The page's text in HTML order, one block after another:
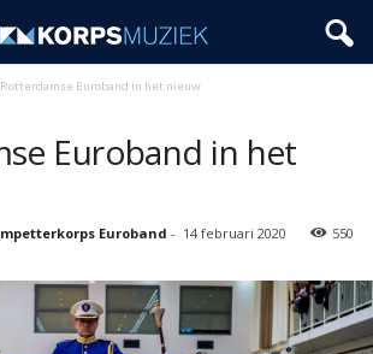
Rotterdamse Euroband in het nieuw
Euroband in het
Euroband - 14 februari 2020
550